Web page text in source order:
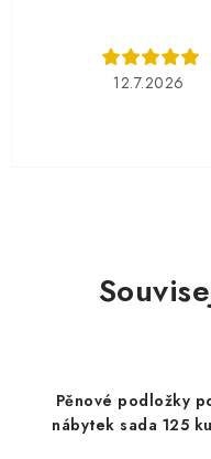
12.7.2026
Pěnové podložky
nábytek sada 125